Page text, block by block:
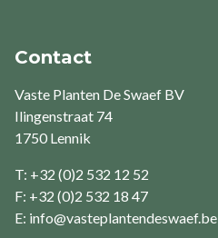
Contact
Vaste Planten De Swaef BV
Ilingenstraat 74
1750 Lennik
T: +32 (0)2 532 12 52
F: +32 (0)2 532 18 47
E: info@vasteplantendeswaef.be